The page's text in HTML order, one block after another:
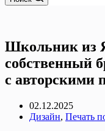
Школьник из
собственный
с авторскими
02.12.2025
Дизайн, Печать